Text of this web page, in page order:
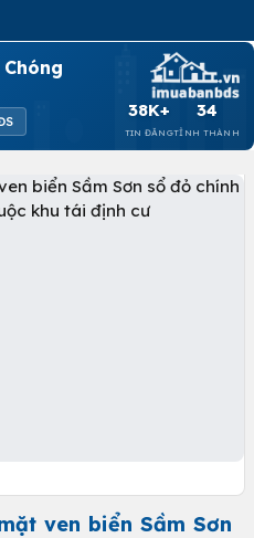
38K+
TIN ĐĂNG
34
TỈNH THÀNH
ven biển Sầm Sơn